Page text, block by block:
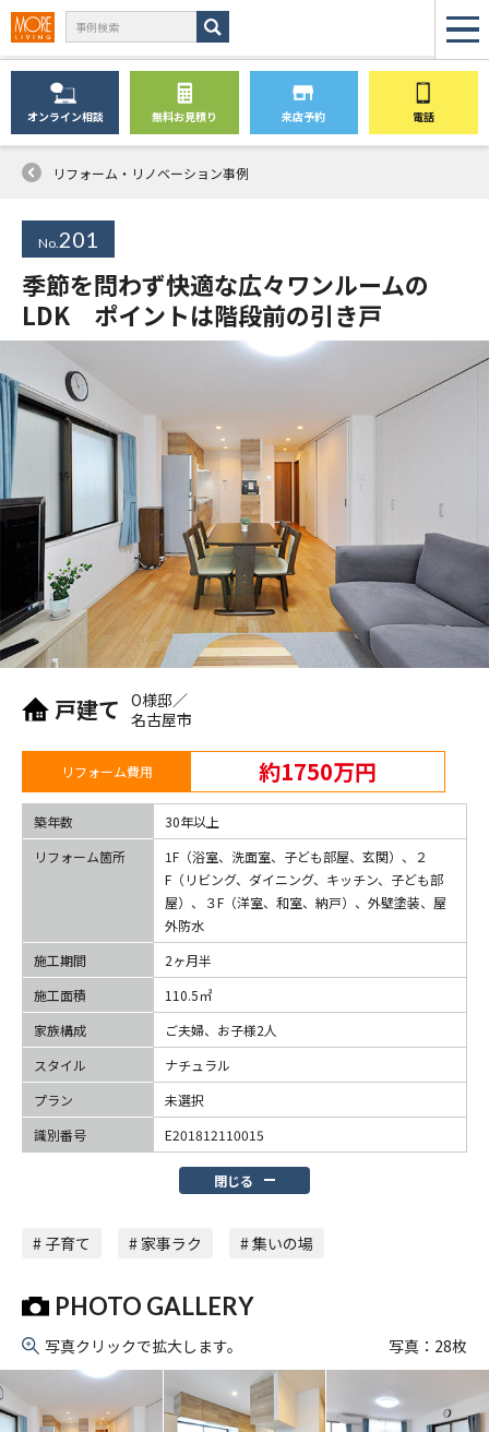
オンライン相談 無料お見積り 来店予約 電話
リフォーム・リノベーション事例
No.201
季節を問わず快適な広々ワンルームの
LDK ポイントは階段前の引き戸
戸建て O様邸／
名古屋市
リフォーム費用 約1750万円
築年数
30年以上
リフォーム箇所
1F（浴室、洗面室、子ども部屋、玄関）、２
F（リビング、ダイニング、キッチン、子ども部
屋）、３F（洋室、和室、納戸）、外壁塗装、屋
外防水
施工期間
2ヶ月半
施工面積
110.5㎡
家族構成
ご夫婦、お子様2人
スタイル
ナチュラル
プラン
未選択
識別番号
E201812110015
閉じる
# 子育て # 家事ラク # 集いの場
PHOTO GALLERY
写真クリックで拡大します。 写真： 28枚